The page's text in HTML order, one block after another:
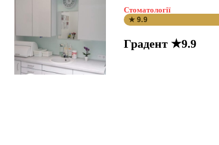
Стоматології
★ 9.9
Градент ★9.9